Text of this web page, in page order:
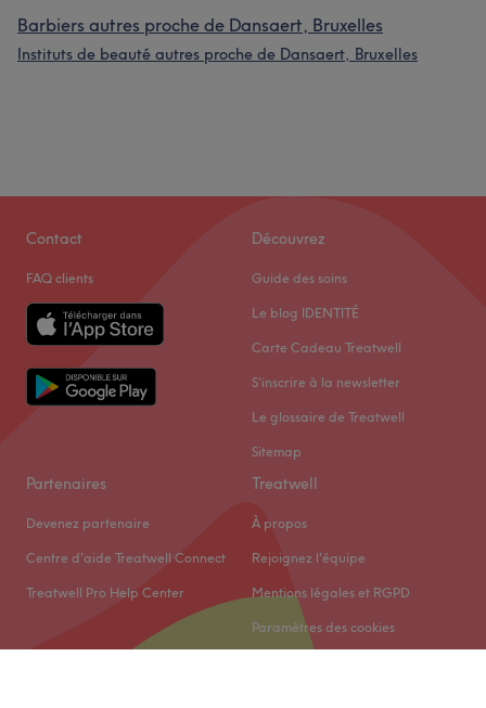
Barbiers autres proche de Dansaert, Bruxelles
Instituts de beauté autres proche de Dansaert, Bruxelles
Contact
FAQ clients
Découvrez
Guide des soins
Le blog IDENTITÉ
Carte Cadeau Treatwell
S'inscrire à la newsletter
Le glossaire de Treatwell
Sitemap
Partenaires
Devenez partenaire
Centre d'aide Treatwell Connect
Treatwell Pro Help Center
Treatwell
À propos
Rejoignez l'équipe
Mentions légales et RGPD
Paramètres des cookies